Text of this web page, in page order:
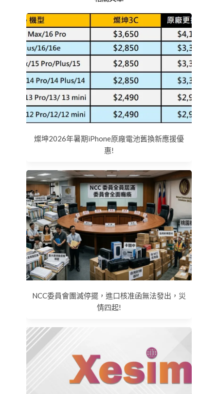
燦坤2026年暑期iPhone原廠電池舊換新應援優
惠!
NCC委員會團滅停擺，進口核准函無法發出，災
情四起!